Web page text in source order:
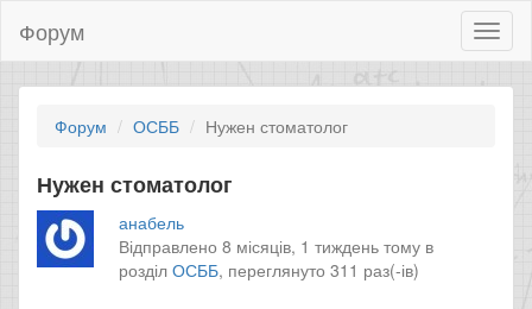
Форум
Форум ОСББ Нужен стоматолог
Нужен стоматолог
анабель
Відправлено 8 місяців, 1 тиждень тому в
розділОСББ, переглянуто 311 раз(-ів)